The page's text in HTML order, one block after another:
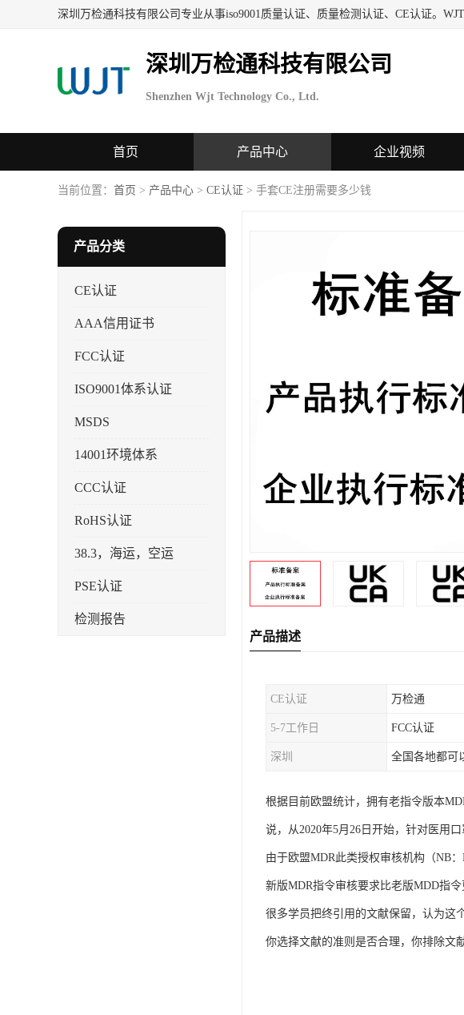
深圳万检通科技有限公司
Shenzhen Wjt Technology Co., Ltd.
首页 产品中心 企业视频
当前位置： 首页 > 产品中心 > CE认证 > 手套CE注册需要多少钱
产品分类
CE认证
AAA信用证书
FCC认证
ISO9001体系认证
MSDS
14001环境体系
CCC认证
RoHS认证
38.3，海运，空运
PSE认证
检测报告
产品描述
CE认证 万检通
5-7工作日 FCC认证
深圳 全国各地都可
根据目前欧盟统计，拥有老指令版本
说，从2020年5月26日开始，针对医用
由于欧盟MDR此类授权审核机构（NB
新版MDR指令审核要求比老版MDD指
很多学员把终引用的文献保留，认为这
你选择文献的准则是否合理，你排除文